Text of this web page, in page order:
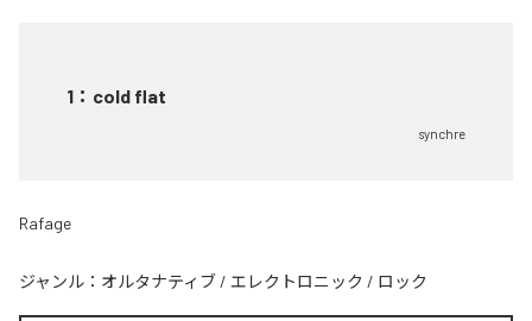
1 ： cold flat
synchre
Rafage
ジャンル： オルタナティブ / エレクトロニック / ロック